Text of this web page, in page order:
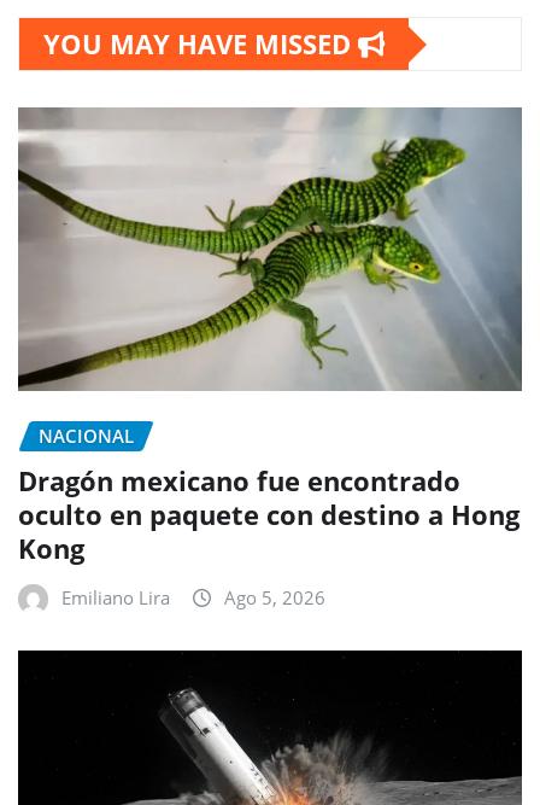
YOU MAY HAVE MISSED
NACIONAL
Dragón mexicano fue encontrado
oculto en paquete con destino a Hong
Kong
Emiliano Lira Ago 5, 2026